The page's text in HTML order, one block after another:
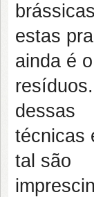
estas
ainda é
dessas
técnicas
tal são